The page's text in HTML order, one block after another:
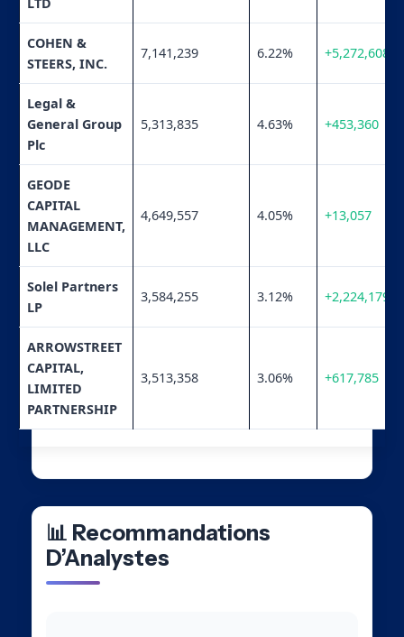
COHEN &
STEERS, INC.
7,141,239 6.22% +5,272,608
Legal &
General Group
Plc
5,313,835 4.63% +453,360
GEODE
CAPITAL
MANAGEMENT,
LLC
4,649,557 4.05% +13,057
Solel Partners
LP
3,584,255 3.12% +2,224,179
ARROWSTREET
CAPITAL,
LIMITED
PARTNERSHIP
3,513,358 3.06% +617,785
📊 Recommandations
D’Analystes